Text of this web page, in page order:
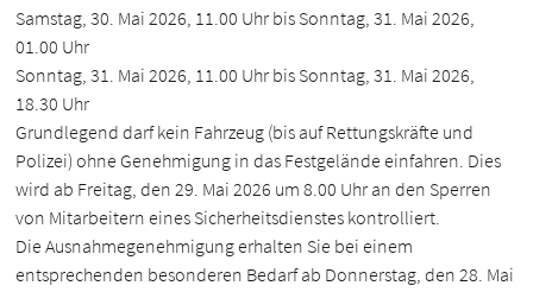
Samstag, 30. Mai 2026, 11.00 Uhr bis Sonntag, 31. Mai 2026,
01.00 Uhr
Sonntag, 31. Mai 2026, 11.00 Uhr bis Sonntag, 31. Mai 2026,
18.30 Uhr
Grundlegend darf kein Fahrzeug (bis auf Rettungskräfte und
Polizei) ohne Genehmigung in das Festgelände einfahren. Dies
wird ab Freitag, den 29. Mai 2026 um 8.00 Uhr an den Sperren
von Mitarbeitern eines Sicherheitsdienstes kontrolliert.
Die Ausnahmegenehmigung erhalten Sie bei einem
entsprechenden besonderen Bedarf ab Donnerstag, den 28. Mai